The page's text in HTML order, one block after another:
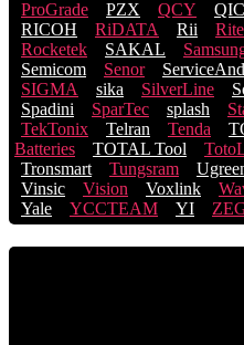
ProGrade
PZX QCY
RICOH
RiDATA Rii
Rocketek
SAKAL
Semicom
Senor
SIGMA
sika SilverLine
Spadini
SparTec splash
TekTonix
Telran Tenda
Batteries
TOTAL Tool
Tronsmart
Tungsram
Vinsic
Vision Voxlink
Yale
YCCTEAM YI